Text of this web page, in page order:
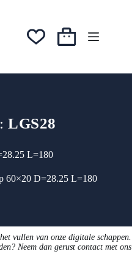
Winkelwagen
LGS28
L=180
60×20 D=28.25 L=180
vullen van onze digitale schappen.
Neem dan gerust contact met ons